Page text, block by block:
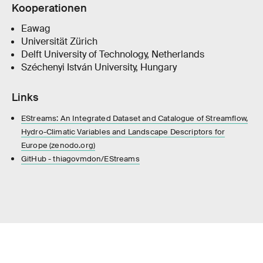
Kooperationen
Eawag
Universität Zürich
Delft University of Technology, Netherlands
Széchenyi István University, Hungary
Links
EStreams: An Integrated Dataset and Catalogue of Streamflow,
Hydro-Climatic Variables and Landscape Descriptors for
Europe (zenodo.org)
GitHub - thiagovmdon/EStreams